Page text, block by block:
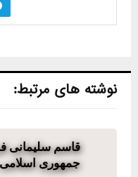
نوشته های مرتبط:
قاسم سلیمانی
جمهوری اسلامی